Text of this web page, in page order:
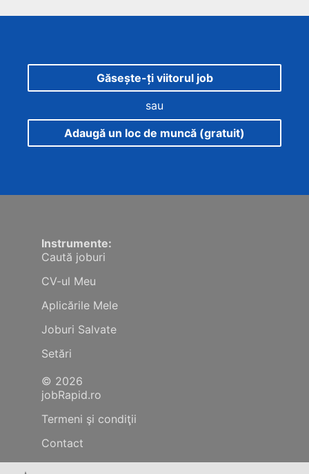
Găsește-ți viitorul job
sau
Adaugă un loc de muncă (gratuit)
Instrumente:
Caută joburi
CV-ul Meu
Aplicările Mele
Joburi Salvate
Setări
© 2026
jobRapid.ro
Termeni şi condiţii
Contact